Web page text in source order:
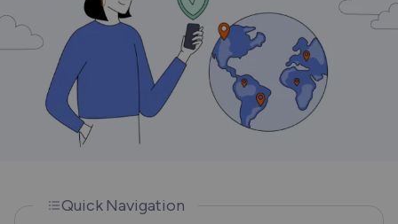
Quick Navigation